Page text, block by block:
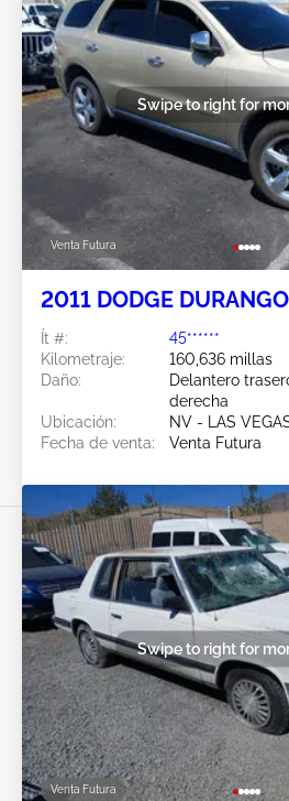
Venta Futura
Swipe to right for
2011 DODGE
Ít #:
45******
Kilometraje:
160,636 millas
Daño:
Delantero
derecha
Ubicación:
NV - LAS
Fecha de venta:
Venta Futura
Venta Futura
Swipe to right for